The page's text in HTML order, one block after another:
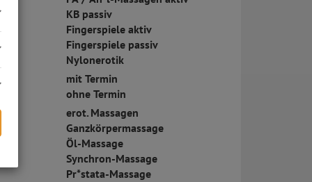
KB passiv
Fingerspiele aktiv
Fingerspiele passiv
Nylonerotik
mit Termin
ohne Termin
erot. Massagen
Ganzkörpermassage
Öl-Massage
Synchron-Massage
Pr*stata-Massage